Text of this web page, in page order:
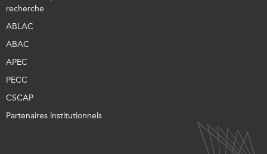
recherche
ABLAC
ABAC
APEC
PECC
CSCAP
Partenaires institutionnels